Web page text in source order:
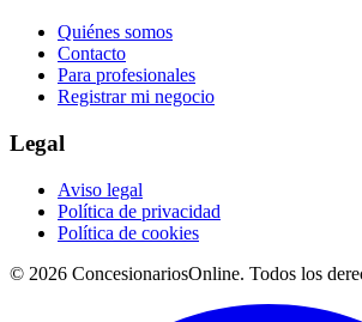
Quiénes somos
Contacto
Para profesionales
Registrar mi negocio
Legal
Aviso legal
Política de privacidad
Política de cookies
© 2026 ConcesionariosOnline. Todos los